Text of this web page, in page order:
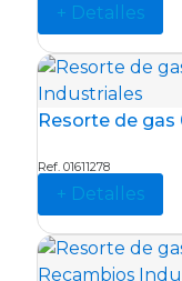
+ Detalles
Resorte de gas
+ Detalles
Ref. 01611278